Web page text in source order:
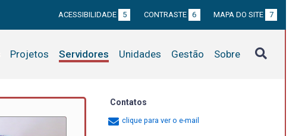
ACESSIBILIDADE 5 CONTRASTE 6 MAPA DO SITE 7
Projetos Servidores Unidades Gestão Sobre
Contatos
clique para ver o e-mail